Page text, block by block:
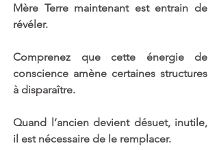
Mère Terre maintenant est entrain de
révéler.
Comprenez que cette énergie de
conscience amène certaines structures
à disparaître.
Quand l’ancien devient désuet, inutile,
il est nécessaire de le remplacer.